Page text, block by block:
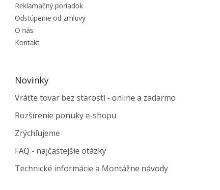
Reklamačný poriadok
Odstúpenie od zmluvy
O nás
Kontakt
Novinky
Vráťte tovar bez starostí - online a zadarmo
Rozšírenie ponuky e-shopu
Zrýchľujeme
FAQ - najčastejšie otázky
Technické informácie a Montážne návody